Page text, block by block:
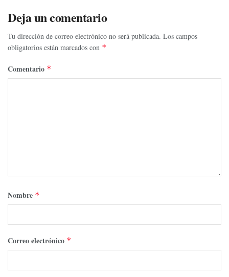
Deja un comentario
Tu dirección de correo electrónico no será publicada. Los campos
obligatorios están marcados con *
Comentario *
Nombre *
Correo electrónico *